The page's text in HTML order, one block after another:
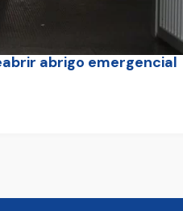
abrigo emergencial